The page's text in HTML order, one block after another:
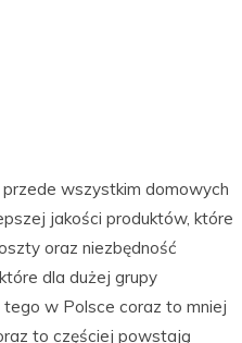
wszystkim domowych
jakości produktów, które
oraz niezbędność
dla dużej grupy
w Polsce coraz to mniej
to częściej powstają